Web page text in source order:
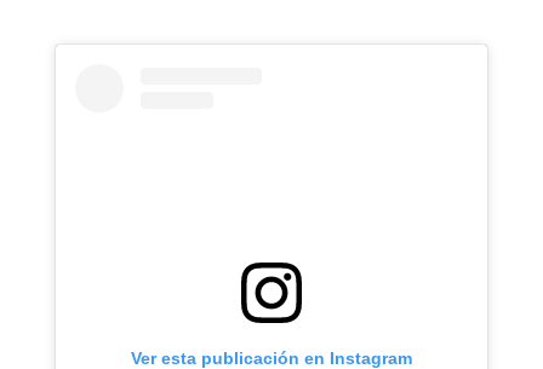
Ver esta publicación en Instagram